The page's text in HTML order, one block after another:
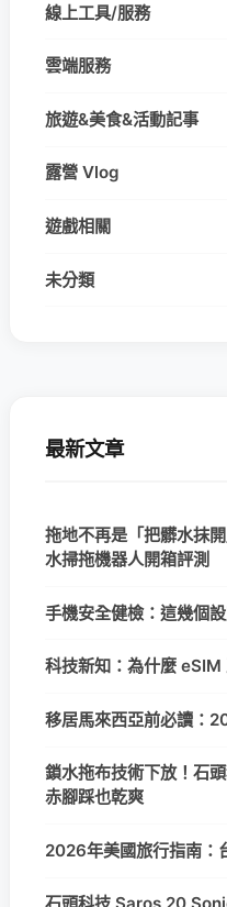
線上工具/服務
雲端服務
旅遊&美食&活動記事
露營 Vlog
遊戲相關
未分類
最新文章
拖地不再是「把髒水抹
水掃拖機器人開箱評測
手機安全健檢：這幾個
科技新知：為什麼
移居馬來西亞前必讀：
鎖水拖布技術下放！石
赤腳踩也乾爽
2026年美國旅行指南：